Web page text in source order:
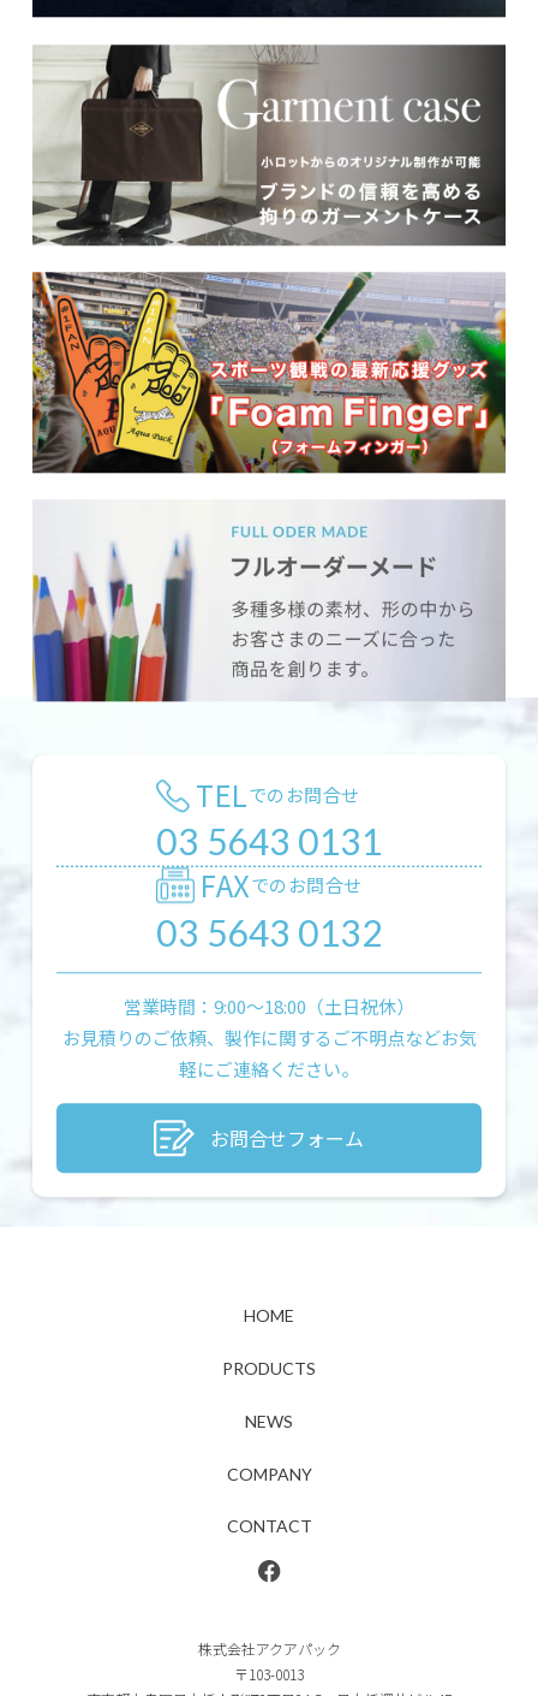
TELでのお問合せ
03 5643 0131
FAXでのお問合せ
03 5643 0132
営業時間：9:00〜18:00（土日祝休）
お見積りのご依頼、製作に関するご不明点などお気
軽にご連絡ください。
お問合せフォーム
株式会社アクアパック
〒103-0013
HOME
PRODUCTS
NEWS
COMPANY
CONTACT